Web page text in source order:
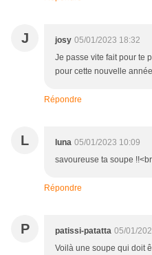
J josy 05/01/2023 18:32
Je passe vite fait pour te
pour cette nouvelle
Répondre
L luna 05/01/2023 10:09
savoureuse ta soupe
Répondre
P patissi-patatta 05/01/
Voilà une soupe qui doit